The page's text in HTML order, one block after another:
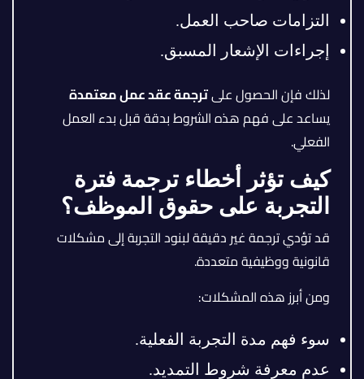
التزامات صاحب العمل.
إجراءات الإشعار المسبق.
لذلك فإن الحصول علىترجمة عقد عمل معتمدة
يساعد على فهم هذه الشروط بدقة قبل بدء العمل
الفعلي.
كيف تؤثر أخطاء ترجمة فترة
التجربة على حقوق الموظف؟
قد تؤدي ترجمة غير دقيقة لبنود التجربة إلى مشكلات
قانونية ووظيفية متعددة.
ومن أبرز هذه المشكلات:
سوء فهم مدة التجربة الفعلية.
عدم معرفة شروط التمديد.